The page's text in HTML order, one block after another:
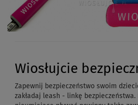
Wiosłujcie
Zapewnij bezpieczeństwo swoim
zakładaj leash - linkę bezpieczeństwa.